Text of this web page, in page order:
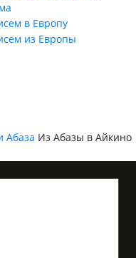
в Европу
из Европы
Абаза Из Абазы в Айкино